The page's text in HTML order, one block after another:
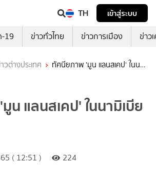
TH
เข้าสู่ระบบ
-19 ข่าวทั่วไทย ข่าวการเมือง ข่าว
วต่างประเทศ
ทัศนียภาพ 'มูน แลนสเคป' ในนามิ
แลนสเคป' ในนามิเบีย
( 12:51 )
224